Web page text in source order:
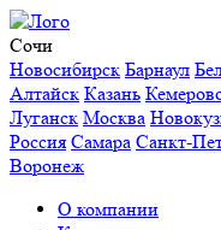
Сочи
Новосибирск Барнаул
Алтайск Казань
Луганск Москва
Россия Самара Санкт-
Воронеж
О компании